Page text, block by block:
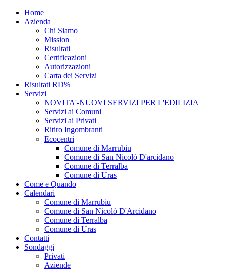
Home
Azienda
Chi Siamo
Mission
Risultati
Certificazioni
Autorizzazioni
Carta dei Servizi
Risultati RD%
Servizi
NOVITA'-NUOVI SERVIZI PER L'EDILIZIA
Servizi ai Comuni
Servizi ai Privati
Ritiro Ingombranti
Ecocentri
Comune di Marrubiu
Comune di San Nicolò D'arcidano
Comune di Terralba
Comune di Uras
Come e Quando
Calendari
Comune di Marrubiu
Comune di San Nicolò D'Arcidano
Comune di Terralba
Comune di Uras
Contatti
Sondaggi
Privati
Aziende